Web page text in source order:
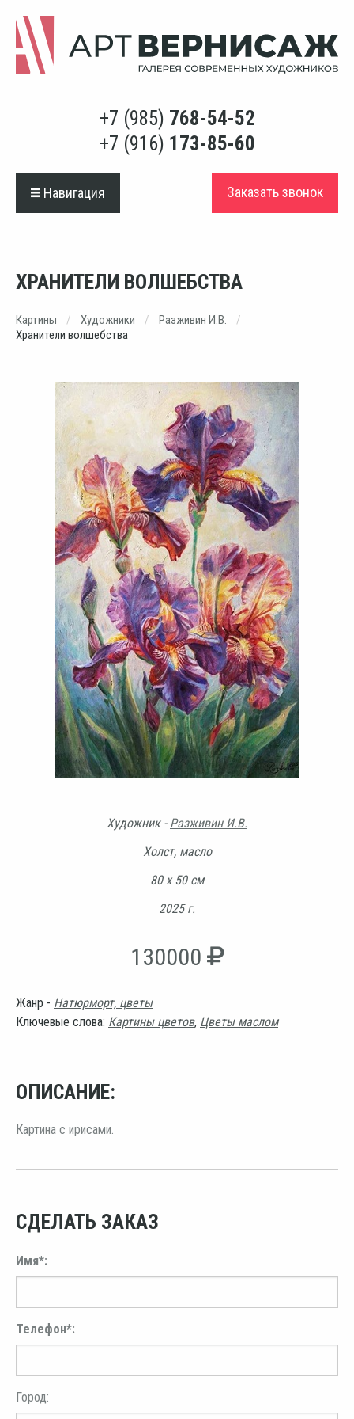
+7 (985) 768-54-52
+7 (916) 173-85-60
Навигация Заказать звонок
ХРАНИТЕЛИ ВОЛШЕБСТВА
Картины Художники
Разживин И.В.
Хранители волшебства
Художник - Разживин И.В.
Холст, масло
80 х 50 см
2025 г.
130000
Жанр - Натюрморт, цветы
Ключевые слова: Картины цветов, Цветы маслом
ОПИСАНИЕ:
Картина с ирисами.
СДЕЛАТЬ ЗАКАЗ
Имя*:
Телефон*:
Город: